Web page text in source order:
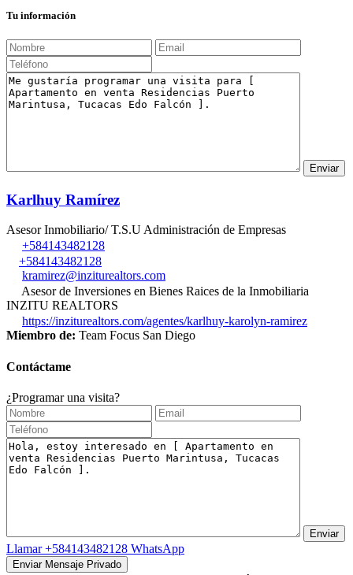
Tu información
Karlhuy Ramírez
Asesor Inmobiliario/ T.S.U Administración de Empresas
+584143482128
+584143482128
kramirez@inziturealtors.com
Asesor de Inversiones en Bienes Raices de la Inmobiliaria
INZITU REALTORS
https://inziturealtors.com/agentes/karlhuy-karolyn-ramirez
Miembro de: Team Focus San Diego
Contáctame
¿Programar una visita?
Llamar+584143482128 WhatsApp